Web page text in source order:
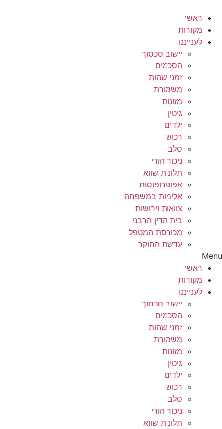
לתוכן
ראשי
מקורות
לענייננו
יישוב סכסוך
הסכמים
זמני שהות
משמורת
מזונות
גיטין
ילדים
רכוש
סלב
ניכור הורי
תלונות שווא
אפוטרופוסות
אלימות במשפחה
צוואות וירושות
בית הדין הרבני
מכורסת המטפל
עדשת החוקר
Menu
ראשי
מקורות
לענייננו
יישוב סכסוך
הסכמים
זמני שהות
משמורת
מזונות
גיטין
ילדים
רכוש
סלב
ניכור הורי
תלונות שווא